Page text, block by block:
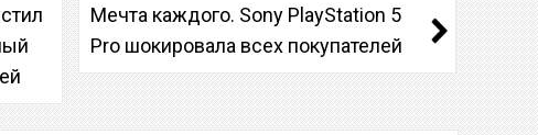
Мечта каждого. Sony PlayStation 5
Pro шокировала всех покупателей